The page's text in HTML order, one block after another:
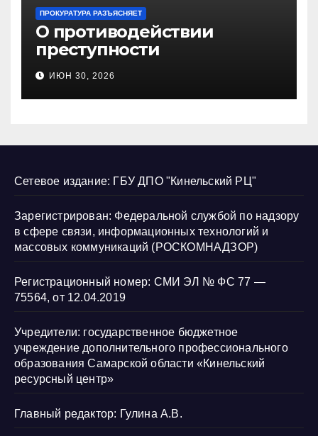
ПРОКУРАТУРА РАЗЪЯСНЯЕТ
О противодействии
преступности
несовершеннолетних и
нарушению их прав
ИЮН 30, 2026
Сетевое издание: ГБУ ДПО "Кинельский РЦ"
Зарегистрирован: Федеральной службой по надзору
в сфере связи, информационных технологий и
массовых коммуникаций (РОСКОМНАДЗОР)
Регистрационный номер: СМИ ЭЛ № ФС 77 —
75564, от 12.04.2019
Учредители: государственное бюджетное
учреждение дополнительного профессионального
образования Самарской области «Кинельский
ресурсный центр»
Главный редактор: Гулина А.В.